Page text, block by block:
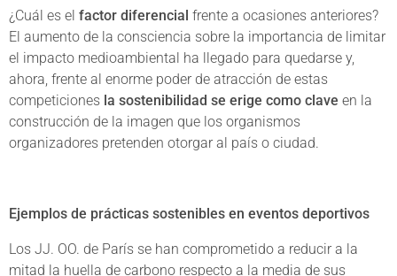
¿Cuál es el factor diferencial frente a ocasiones anteriores?
El aumento de la consciencia sobre la importancia de limitar
el impacto medioambiental ha llegado para quedarse y,
ahora, frente al enorme poder de atracción de estas
competiciones la sostenibilidad se erige como clave en la
construcción de la imagen que los organismos
organizadores pretenden otorgar al país o ciudad.
Ejemplos de prácticas sostenibles en eventos deportivos
Los JJ. OO. de París se han comprometido a reducir a la
mitad la huella de carbono respecto a la media de sus